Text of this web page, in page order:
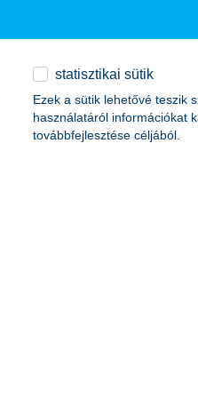
reklám
citylight-on szólít meg
intelligenciára
a bank innovatív módon,
statisztikai sütik
Ezek a sütik lehetővé teszik
használatáról információkat
továbbfejlesztése céljából.